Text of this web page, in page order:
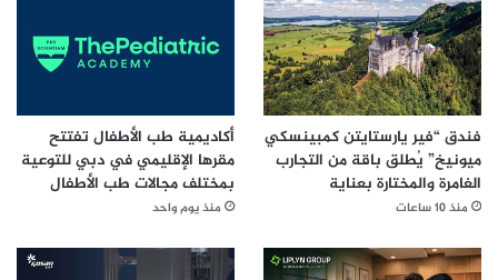
فندق “فير يارستايتن كمبينسكي
ميونيخ” يُطلق باقة من التجارب
الغامرة والمختارة بعناية
منذ 10 ساعات
أكاديمية طب الأطفال تفتتح
مقرها الإقليمي في دبي للتوعية
بمختلف مجالات طب الأطفال
منذ يوم واحد